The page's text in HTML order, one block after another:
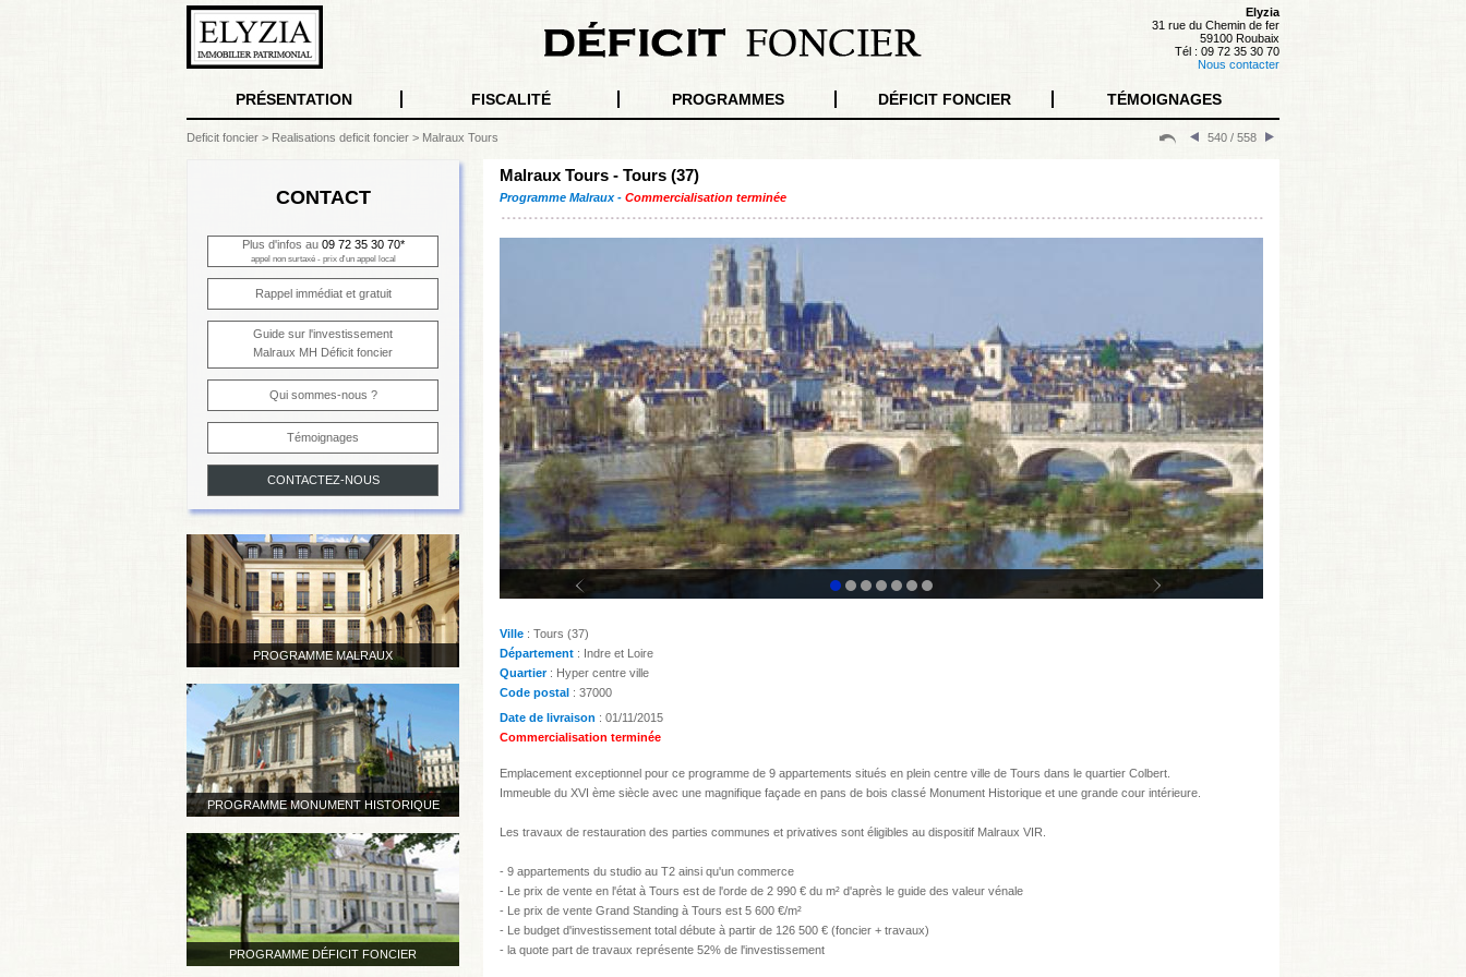
Elyzia
31 rue du Chemin de fer
59100 Roubaix
Tél : 09 72 35 30 70
Nous contacter
PRÉSENTATION FISCALITÉ PROGRAMMES DÉFICIT FONCIER TÉMOIGNAGES
Deficit foncier > Realisations deficit foncier > Malraux Tours 540 / 558
Malraux Tours - Tours (37)
Programme Malraux - Commercialisation terminée
Ville : Tours (37)
Département : Indre et Loire
Quartier: Hyper centre ville
Code postal : 37000
Date de livraison : 01/11/2015
Commercialisation terminée
Emplacement exceptionnel pour ce programme de 9 appartements situés en plein centre ville de Tours dans le quartier Colbert.
Immeuble du XVI ème siècle avec une magnifique façade en pans de bois classé Monument Historique et une grande cour intérieure.
Les travaux de restauration des parties communes et privatives sont éligibles au dispositif Malraux VIR.
- 9 appartements du studio au T2 ainsi qu'un commerce
- Le prix de vente en l'état à Tours est de l'orde de 2 990 € du m² d'après le guide des valeur vénale
- Le prix de vente Grand Standing à Tours est 5 600 €/m²
- Le budget d'investissement total débute à partir de 126 500 € (foncier + travaux)
- la quote part de travaux représente 52% de l'investissement
CONTACT
Plus d'infos au 09 72 35 30 70*
appel non surtaxé - prix d'un appel local
Rappel immédiat et gratuit
Guide sur l'investissement
Malraux MH Déficit foncier
Qui sommes-nous ?
Témoignages
CONTACTEZ-NOUS
PROGRAMME MALRAUX
PROGRAMME MONUMENT HISTORIQUE
PROGRAMME DÉFICIT FONCIER